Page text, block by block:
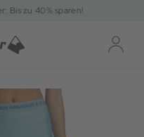
Bis zu 40% sparen!